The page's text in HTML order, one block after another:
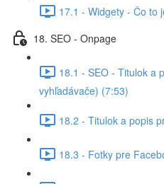
17.1 - Widgety - Čo to
18. SEO - Onpage
18.1 - SEO - Titulok a
vyhľadávače) (7:53)
18.2 - Titulok a popis
18.3 - Fotky pre